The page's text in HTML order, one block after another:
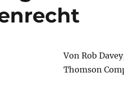
Von Rob
Thomson